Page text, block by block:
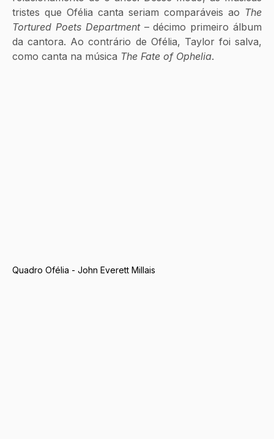
tristes que Ofélia canta seriam comparáveis ao The
Tortured Poets Department – décimo primeiro álbum
da cantora. Ao contrário de Ofélia, Taylor foi salva,
como canta na música The Fate of Ophelia.
Quadro Ofélia - John Everett Millais